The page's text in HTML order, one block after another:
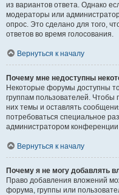
из вариантов ответа. Однако
модераторы или
опрос. Это сделано для того,
ответов во время голосования.
Вернуться к началу
Почему мне недоступны
Некоторые форумы доступны
группам пользователей. Чтобы
них темы и оставлять
потребоваться специальное
администратором
Вернуться к началу
Почему я не могу добавлять
Право добавления вложений
форума, группы или